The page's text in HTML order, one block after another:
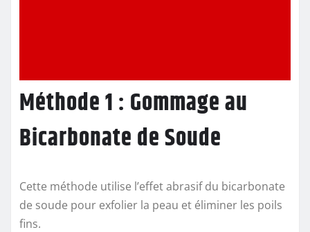
Méthode 1 : Gommage au
Bicarbonate de Soude
Cette méthode utilise l’effet abrasif du bicarbonate
de soude pour exfolier la peau et éliminer les poils
fins.